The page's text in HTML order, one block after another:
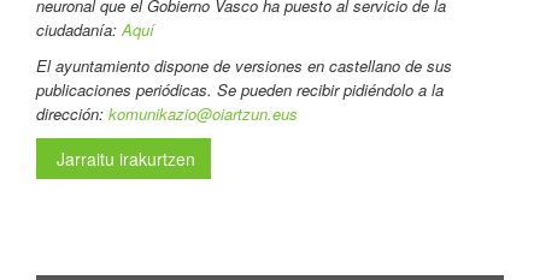
neuronal que el Gobierno Vasco ha puesto al servicio de la
ciudadanía:Aquí
El ayuntamiento dispone de versiones en castellano de sus
publicaciones periódicas. Se pueden recibir pidiéndolo a la
dirección: komunikazio@oiartzun.eus
Jarraitu irakurtzen